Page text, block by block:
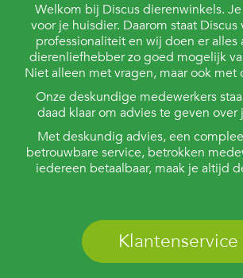
Welkom bij Discus dierenwinkels.
voor je huisdier. Daarom staat Discus
professionaliteit en wij doen er alles
dierenliefhebber zo goed mogelijk
Niet alleen met vragen, maar ook met
Onze deskundige medewerkers
daad klaar om advies te geven over
Met deskundig advies, een
betrouwbare service, betrokken
iedereen betaalbaar, maak je altijd
Klantenservice